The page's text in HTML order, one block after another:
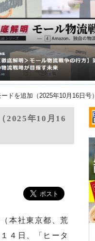
ドを追加（2025年10月16日号）
2025年10月16
本社東京都、荒
４日、「ヒータ